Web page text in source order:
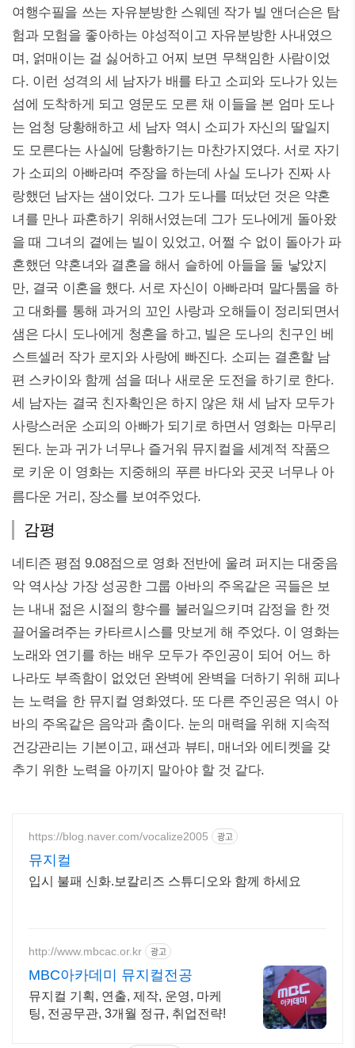
여행수필을 쓰는 자유분방한 스웨덴 작가 빌 앤더슨은 탐
험과 모험을 좋아하는 야성적이고 자유분방한 사내였으
며, 얽매이는 걸 싫어하고 어찌 보면 무책임한 사람이었
다. 이런 성격의 세 남자가 배를 타고 소피와 도나가 있는
섬에 도착하게 되고 영문도 모른 채 이들을 본 엄마 도나
는 엄청 당황해하고 세 남자 역시 소피가 자신의 딸일지
도 모른다는 사실에 당황하기는 마찬가지였다. 서로 자기
가 소피의 아빠라며 주장을 하는데 사실 도나가 진짜 사
랑했던 남자는 샘이었다. 그가 도나를 떠났던 것은 약혼
녀를 만나 파혼하기 위해서였는데 그가 도나에게 돌아왔
을 때 그녀의 곁에는 빌이 있었고, 어쩔 수 없이 돌아가 파
혼했던 약혼녀와 결혼을 해서 슬하에 아들을 둘 낳았지
만, 결국 이혼을 했다. 서로 자신이 아빠라며 말다툼을 하
고 대화를 통해 과거의 꼬인 사랑과 오해들이 정리되면서
샘은 다시 도나에게 청혼을 하고, 빌은 도나의 친구인 베
스트셀러 작가 로지와 사랑에 빠진다. 소피는 결혼할 남
편 스카이와 함께 섬을 떠나 새로운 도전을 하기로 한다.
세 남자는 결국 친자확인은 하지 않은 채 세 남자 모두가
사랑스러운 소피의 아빠가 되기로 하면서 영화는 마무리
된다. 눈과 귀가 너무나 즐거워 뮤지컬을 세계적 작품으
로 키운 이 영화는 지중해의 푸른 바다와 곳곳 너무나 아
름다운 거리, 장소를 보여주었다.
감평
네티즌 평점 9.08점으로 영화 전반에 울려 퍼지는 대중음
악 역사상 가장 성공한 그룹 아바의 주옥같은 곡들은 보
는 내내 젊은 시절의 향수를 불러일으키며 감정을 한 껏
끌어올려주는 카타르시스를 맛보게 해 주었다. 이 영화는
노래와 연기를 하는 배우 모두가 주인공이 되어 어느 하
나라도 부족함이 없었던 완벽에 완벽을 더하기 위해 피나
는 노력을 한 뮤지컬 영화였다. 또 다른 주인공은 역시 아
바의 주옥같은 음악과 춤이다. 눈의 매력을 위해 지속적
건강관리는 기본이고, 패션과 뷰티, 매너와 에티켓을 갖
추기 위한 노력을 아끼지 말아야 할 것 같다.
https://blog.naver.com/vocalize2005 광고
뮤지컬
입시 불패 신화.보칼리즈 스튜디오와 함께 하세요
http://www.mbcac.or.kr 광고
MBC아카데미 뮤지컬전공
뮤지컬 기획, 연출, 제작, 운영, 마케
팅, 전공무관, 3개월 정규, 취업전략!